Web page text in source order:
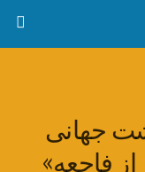
جهانی
فاجعه»